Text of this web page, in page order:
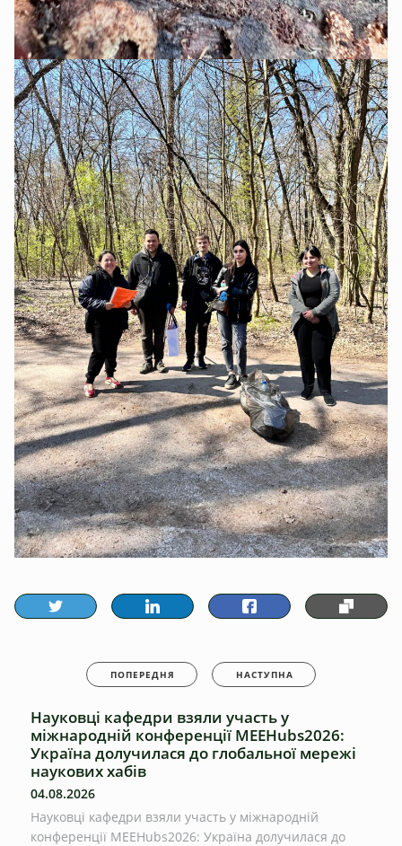
ПОПЕРЕДНЯ НАСТУПНА
Науковці кафедри взяли участь у
міжнародній конференції MEEHubs2026:
Україна долучилася до глобальної мережі
наукових хабів
04.08.2026
Науковці кафедри взяли участь у міжнародній
конференції MEEHubs2026: Україна долучилася до